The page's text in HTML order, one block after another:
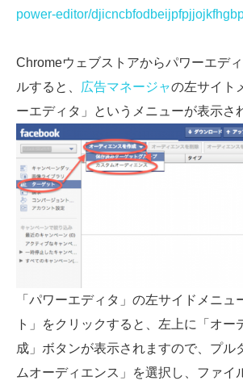
power-editor/
Chromeウェブストアからパワーエデ
ルすると、
広告マネージャの左サイト
ーエディタ」というメニューが表示さ
「パワーエディタ」の左サイドメニュ
ト」をクリックすると、左上に「オー
成」ボタンが表示されますので、プル
ムオーディエンス」を選択し、ファイ